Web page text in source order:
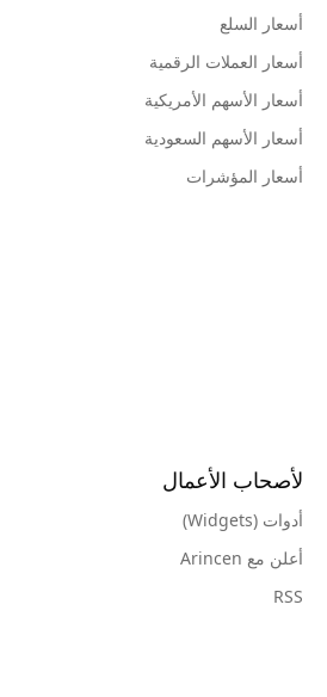
أسعار السلع
أسعار العملات الرقمية
أسعار الأسهم الأمريكية
أسعار الأسهم السعودية
أسعار المؤشرات
لأصحاب الأعمال
أدوات (Widgets)
أعلن مع Arincen
RSS